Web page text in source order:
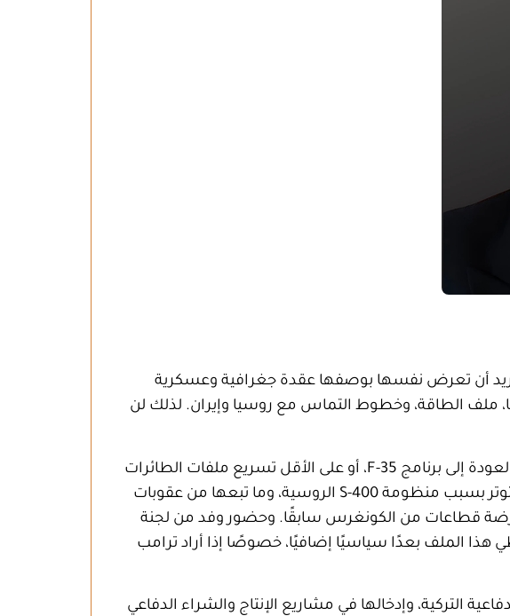
تريد أن تعرض نفسها بوصفها عقدة جغرافية وعسكرية
ملف الطاقة، وخطوط التماس مع روسيا وإيران. لذلك لن
أول ما ستطلبه تركيا من الولايات المتحدة هو إعادة فتح ملف التسليح المتطور، ولا سيما العودة إلى برنامج F-35، أو على الأقل تسريع ملفات الطائرات
والتحديثات العسكرية. فأنقرة تريد ترميم علاقتها الدفاعية مع واشنطن بعد سنوات من التوتر بسبب منظومة S-400 الروسية، وما تبعها من عقوبات
قطاعات من الكونغرس سابقًا. وحضور وفد من لجنة
هذا الملف بعدًا سياسيًا إضافيًا، خصوصًا إذا أراد ترامب
التركية، وإدخالها في مشاريع الإنتاج والشراء الدفاعي